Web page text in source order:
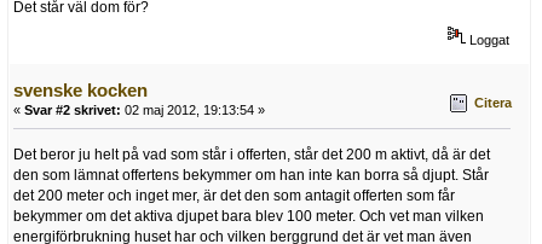
Det står väl dom för?
Loggat
svenske kocken
« Svar #2 skrivet: 02 maj 2012, 19:13:54 » Citera
Det beror ju helt på vad som står i offerten, står det 200 m aktivt, då är det
den som lämnat offertens bekymmer om han inte kan borra så djupt. Står
det 200 meter och inget mer, är det den som antagit offerten som får
bekymmer om det aktiva djupet bara blev 100 meter. Och vet man vilken
energiförbrukning huset har och vilken berggrund det är vet man även